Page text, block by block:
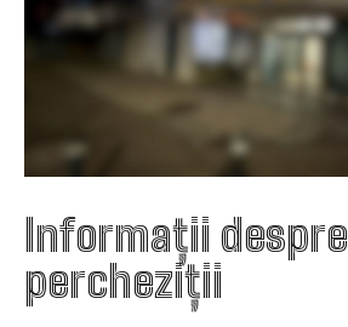
Informații despre
percheziții